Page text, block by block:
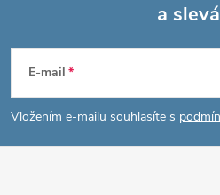
p
a
a
E-mail
Vložením e-mailu souhlasíte s